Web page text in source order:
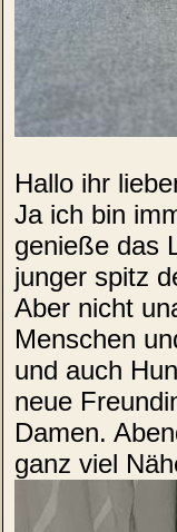
Hallo ihr
Ja ich bin
genieße das
junger spitz
Aber nicht
Menschen
und auch
neue
Damen.
ganz viel